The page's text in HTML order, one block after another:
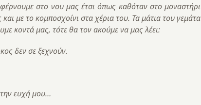
στο νου μας έτσι όπως καθόταν στο μοναστήρι
με το κομποσχοίνι στα χέρια του. Τα μάτια του γεμάτα
κοντά μας, τότε θα τον ακούμε να μας λέει:
δεν σε ξεχνούν.
την ευχή μου…